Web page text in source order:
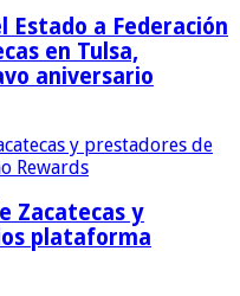
Estado a Federación
en Tulsa,
aniversario
Zacatecas y
plataforma